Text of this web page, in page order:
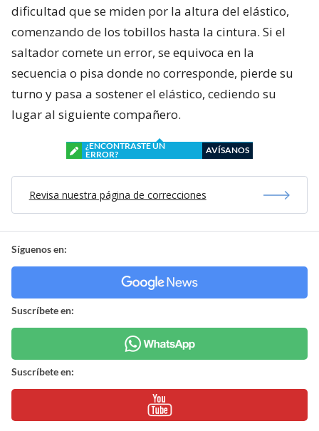
dificultad que se miden por la altura del elástico,
comenzando de los tobillos hasta la cintura. Si el
saltador comete un error, se equivoca en la
secuencia o pisa donde no corresponde, pierde su
turno y pasa a sostener el elástico, cediendo su
lugar al siguiente compañero.
¿ENCONTRASTE UN
ERROR?
AVÍSANOS
Revisa nuestra página de correcciones
Síguenos en:
Suscríbete en:
Suscríbete en: